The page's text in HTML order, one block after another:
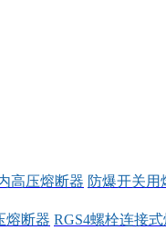
高压熔断器 防爆开关用
熔断器 RGS4螺栓连接